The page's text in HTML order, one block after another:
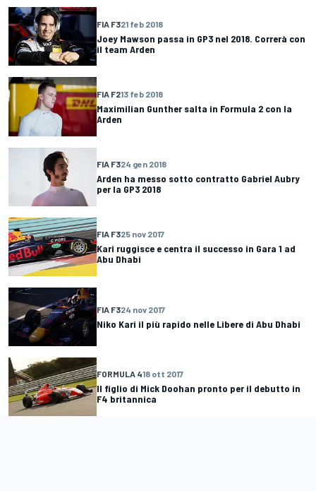
FIA F321 feb 2018
Joey Mawson passa in GP3 nel 2018. Correrà con
il team Arden
FIA F213 feb 2018
Maximilian Gunther salta in Formula 2 con la
Arden
FIA F324 gen 2018
Arden ha messo sotto contratto Gabriel Aubry
per la GP3 2018
FIA F325 nov 2017
Kari ruggisce e centra il successo in Gara 1 ad
Abu Dhabi
FIA F324 nov 2017
Niko Kari il più rapido nelle Libere di Abu Dhabi
FORMULA 418 ott 2017
Il figlio di Mick Doohan pronto per il debutto in
F4 britannica